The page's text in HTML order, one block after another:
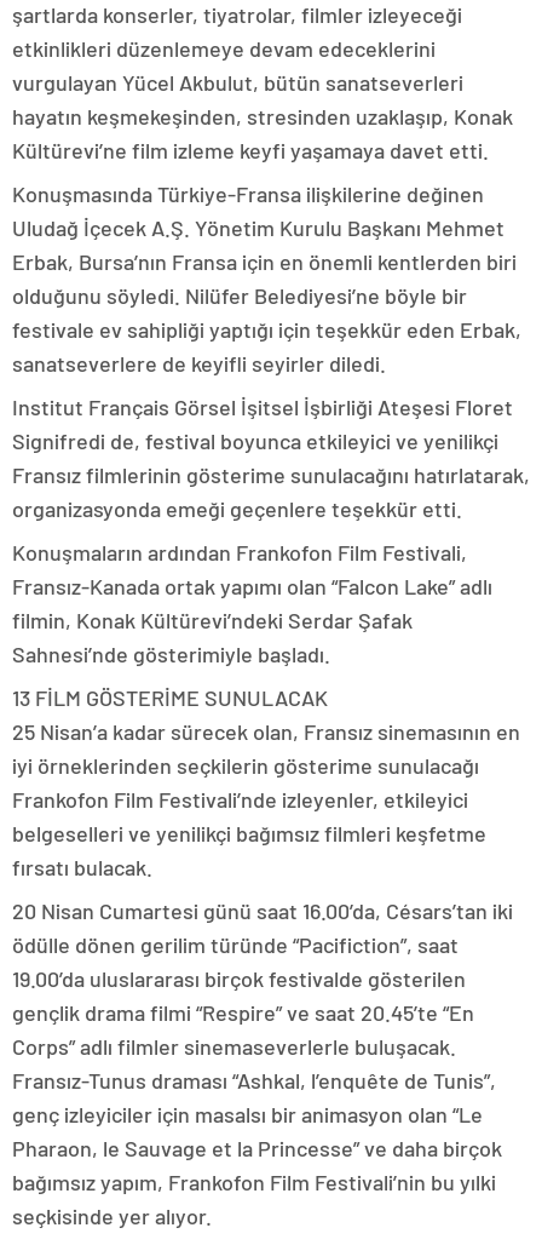
şartlarda konserler, tiyatrolar, filmler izleyeceği
etkinlikleri düzenlemeye devam edeceklerini
vurgulayan Yücel Akbulut, bütün sanatseverleri
hayatın keşmekeşinden, stresinden uzaklaşıp, Konak
Kültürevi’ne film izleme keyfi yaşamaya davet etti.
Konuşmasında Türkiye-Fransa ilişkilerine değinen
Uludağ İçecek A.Ş. Yönetim Kurulu Başkanı Mehmet
Erbak, Bursa’nın Fransa için en önemli kentlerden biri
olduğunu söyledi. Nilüfer Belediyesi’ne böyle bir
festivale ev sahipliği yaptığı için teşekkür eden Erbak,
sanatseverlere de keyifli seyirler diledi.
Institut Français Görsel İşitsel İşbirliği Ateşesi Floret
Signifredi de, festival boyunca etkileyici ve yenilikçi
Fransız filmlerinin gösterime sunulacağını hatırlatarak,
organizasyonda emeği geçenlere teşekkür etti.
Konuşmaların ardından Frankofon Film Festivali,
Fransız-Kanada ortak yapımı olan “Falcon Lake” adlı
filmin, Konak Kültürevi’ndeki Serdar Şafak
Sahnesi’nde gösterimiyle başladı.
13 FİLM GÖSTERİME SUNULACAK
25 Nisan’a kadar sürecek olan, Fransız sinemasının en
iyi örneklerinden seçkilerin gösterime sunulacağı
Frankofon Film Festivali’nde izleyenler, etkileyici
belgeselleri ve yenilikçi bağımsız filmleri keşfetme
fırsatı bulacak.
20 Nisan Cumartesi günü saat 16.00’da, Césars’tan iki
ödülle dönen gerilim türünde “Pacifiction”, saat
19.00’da uluslararası birçok festivalde gösterilen
gençlik drama filmi “Respire” ve saat 20.45’te “En
Corps” adlı filmler sinemaseverlerle buluşacak.
Fransız-Tunus draması “Ashkal, l’enquête de Tunis”,
genç izleyiciler için masalsı bir animasyon olan “Le
Pharaon, le Sauvage et la Princesse” ve daha birçok
bağımsız yapım, Frankofon Film Festivali’nin bu yılki
seçkisinde yer alıyor.